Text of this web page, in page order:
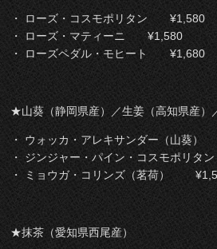
・ ローズ・コスモポリタン¥1,580
・ ローズ・マティーニ¥1,580
・ ローズペダル・モヒート ¥1,680
★山葵（静岡県産）／生姜（高知県産）
・ ウォッカ・アレキサンダー（山葵
・ ジンジャー・パイン・コスモポリ
・ ミョウガ・コリンズ（茗荷）
★抹茶（愛知県西尾産）